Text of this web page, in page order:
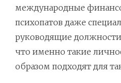
международные
психопатов даже
руководящие
что именно такие
образом подходят для